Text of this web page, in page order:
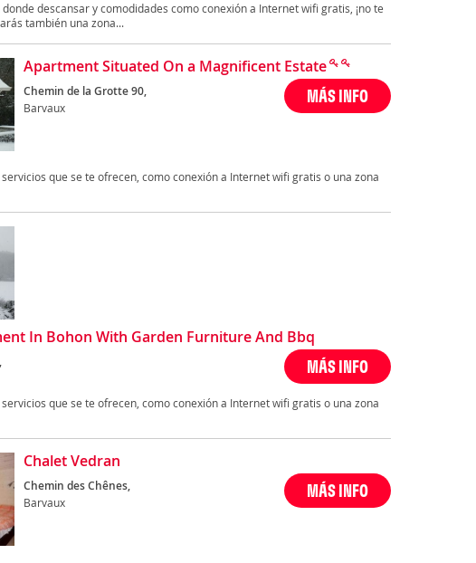
descansar y comodidades como conexión a Internet wifi gratis, ¡no te
también una zona...
Apartment Situated On a Magnificent Estate
Chemin de la Grotte 90,
Barvaux
MÁS INFO
que se te ofrecen, como conexión a Internet wifi gratis o una zona
In Bohon With Garden Furniture And Bbq
MÁS INFO
que se te ofrecen, como conexión a Internet wifi gratis o una zona
Chalet Vedran
Chemin des Chênes,
Barvaux
MÁS INFO